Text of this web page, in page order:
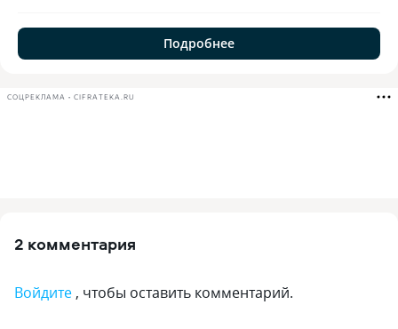
Подробнее
СОЦРЕКЛАМА • CIFRATEKA.RU
2 комментария
Войдите , чтобы оставить комментарий.